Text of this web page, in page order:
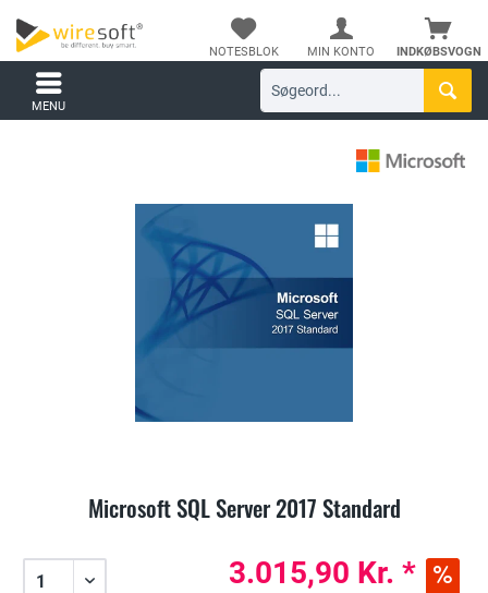
INDKØBSVOGN
NOTESBLOK MIN KONTO
MENU
Microsoft SQL Server 2017 Standard
3.015,90 Kr. *